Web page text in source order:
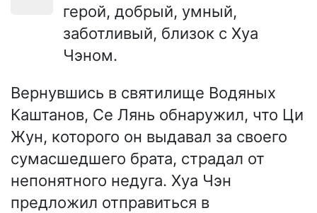
герой, добрый, умный,
заботливый, близок с Хуа
Чэном.
Вернувшись в святилище Водяных
Каштанов, Се Лянь обнаружил, что Ци
Жун, которого он выдавал за своего
сумасшедшего брата, страдал от
непонятного недуга. Хуа Чэн
предложил отправиться в